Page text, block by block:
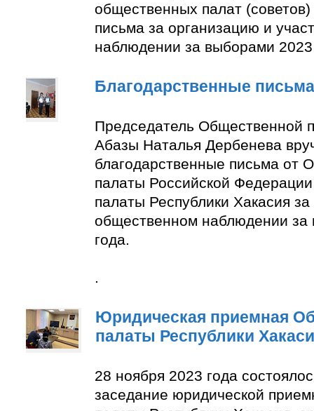
общественных палат
письма за организацию и
наблюдении за выборами 2023
Благодарственные письма
Председатель Общественной
Абазы Наталья Дербенева
благодарственные письма от
палаты Российской
палаты Республики Хакасия за
общественном наблюдении за
года.
.
Юридическая приемная
палаты Республики
28 ноября 2023 года
заседание юридической